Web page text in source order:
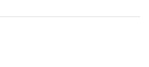
показать даже бабушке.